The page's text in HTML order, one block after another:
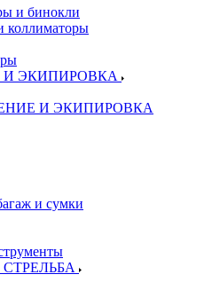
и бинокли
коллиматоры
ЭКИПИРОВКА
И ЭКИПИРОВКА
и сумки